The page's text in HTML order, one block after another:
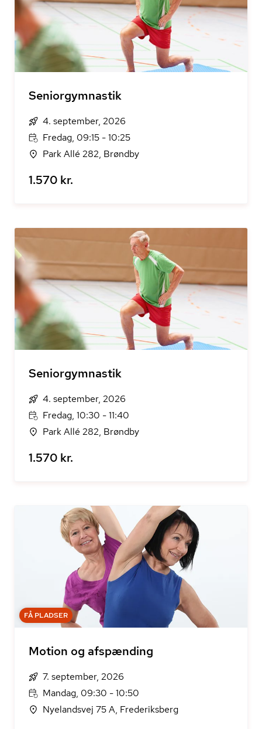
Seniorgymnastik
4. september, 2026
Fredag, 09:15 - 10:25
Park Allé 282, Brøndby
1.570 kr.
Seniorgymnastik
4. september, 2026
Fredag, 10:30 - 11:40
Park Allé 282, Brøndby
1.570 kr.
FÅ PLADSER
Motion og afspænding
7. september, 2026
Mandag, 09:30 - 10:50
Nyelandsvej 75 A, Frederiksberg